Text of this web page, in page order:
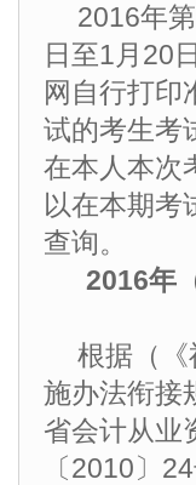
2016年
日至1月20
网自行打印
试的考生考
在本人本次
以在本期考
查询。
2016年
根据（
施办法衔接
省会计从业
〔2010〕